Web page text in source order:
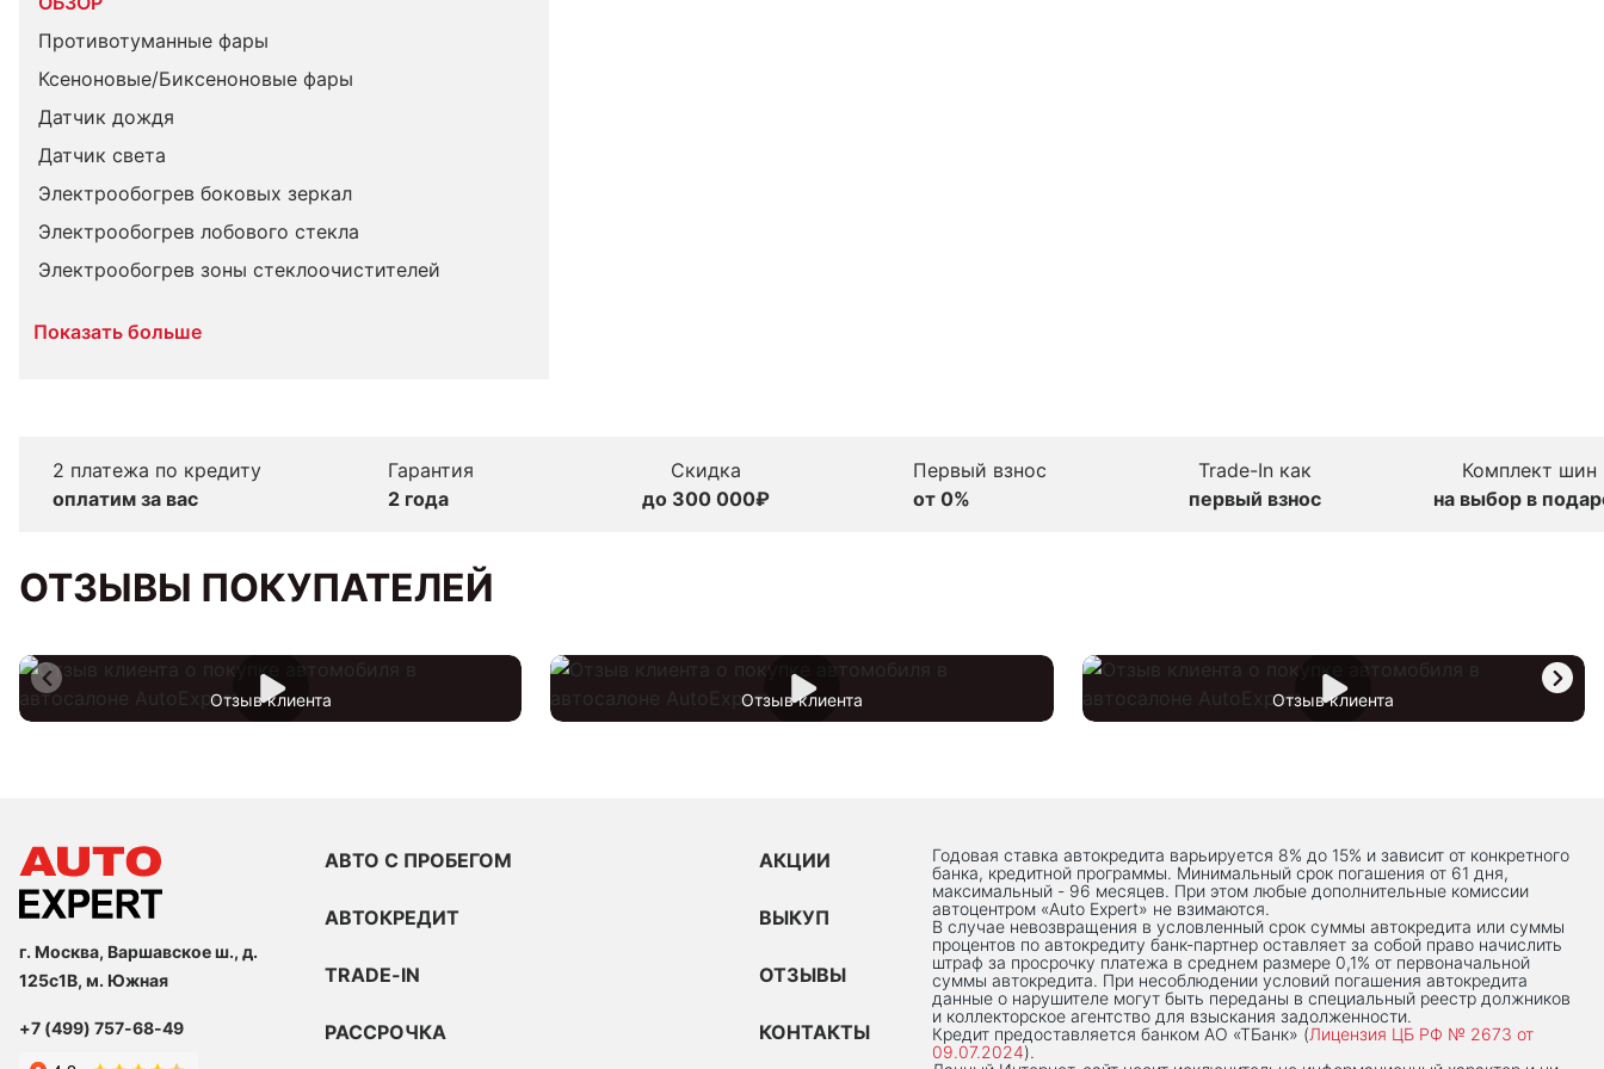
Противотуманные фары
Ксеноновые/Биксеноновые фары
Датчик дождя
Датчик света
Электрообогрев боковых зеркал
Электрообогрев лобового стекла
Электрообогрев зоны стеклоочистителей
Показать больше
2 платежа по кредиту
оплатим за вас
Гарантия
2 года
Скидка
до 300 000₽
Первый взнос
от 0%
Trade-In как
первый взнос
Комплект шин
на выбор в
ОТЗЫВЫ ПОКУПАТЕЛЕЙ
Отзыв клиента Отзыв клиента Отзыв клиента
г. Москва, Варшавское ш., д.
125с1В, м. Южная
+7 (499) 757-68-49
АВТО С ПРОБЕГОМ
АВТОКРЕДИТ
TRADE-IN
РАССРОЧКА
АКЦИИ
ВЫКУП
ОТЗЫВЫ
КОНТАКТЫ
Годовая ставка автокредита варьируется 8% до 15% и зависит от конкретного
банка, кредитной программы. Минимальный срок погашения от 61 дня,
максимальный - 96 месяцев. При этом любые дополнительные комиссии
автоцентром «Auto Expert» не взимаются.
В случае невозвращения в условленный срок суммы автокредита или суммы
процентов по автокредиту банк-партнер оставляет за собой право начислить
штраф за просрочку платежа в среднем размере 0,1% от первоначальной
суммы автокредита. При несоблюдении условий погашения автокредита
данные о нарушителе могут быть переданы в специальный реестр должников
и коллекторское агентство для взыскания задолженности.
Кредит предоставляется банком АО «ТБанк» (Лицензия ЦБ РФ № 2673 от
09.07.2024).